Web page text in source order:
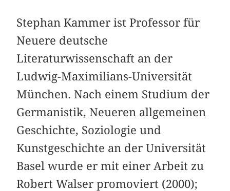
Stephan Kammer ist Professor für
Neuere deutsche
Literaturwissenschaft an der
Ludwig-Maximilians-Universität
München. Nach einem Studium der
Germanistik, Neueren allgemeinen
Geschichte, Soziologie und
Kunstgeschichte an der Universität
Basel wurde er mit einer Arbeit zu
Robert Walser promoviert (2000);